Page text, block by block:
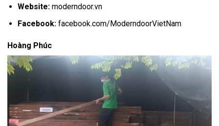
Website:moderndoor.vn
Facebook: facebook.com/ModerndoorVietNam
Hoàng Phúc